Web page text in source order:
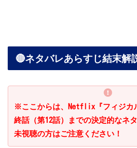
🔴ネタバレあらすじ結末解
※ここからは、Netflix『フィジカ
終話（第12話）までの決定的なネ
未視聴の方はご注意ください！